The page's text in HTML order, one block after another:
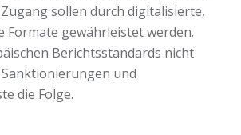
sollen durch digitalisierte,
Formate gewährleistet werden.
Berichtsstandards nicht
und
die Folge.